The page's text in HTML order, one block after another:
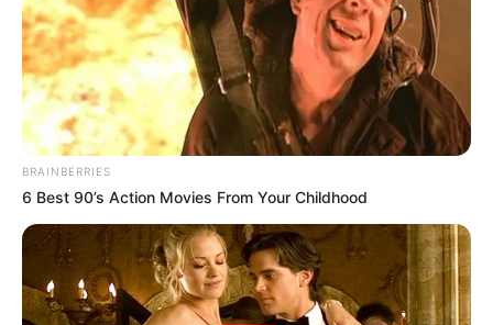
BRAINBERRIES
6 Best 90’s Action Movies From Your Childhood